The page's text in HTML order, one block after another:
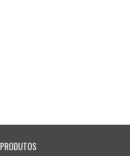
PRODUTOS